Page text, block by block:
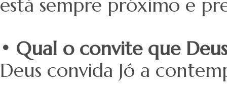
está sempre próximo e
• Qual o convite que
Deus convida Jó a